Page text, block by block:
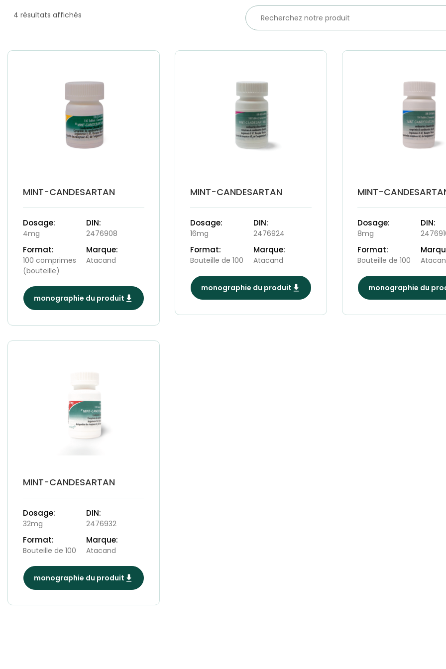
4 résultats affichés
MINT-CANDESARTAN
Dosage:
4mg
DIN:
2476908
Format:
100 comprimes
(bouteille)
Marque:
Atacand
monographie du produit
MINT-CANDESARTAN
Dosage:
16mg
DIN:
2476924
Format:
Bouteille de 100
Marque:
Atacand
monographie du produit
MINT-
Dosage:
8mg
DIN:
Format:
Bouteille de 100
monographie du
MINT-CANDESARTAN
Dosage:
32mg
DIN:
2476932
Format:
Bouteille de 100
Marque:
Atacand
monographie du produit